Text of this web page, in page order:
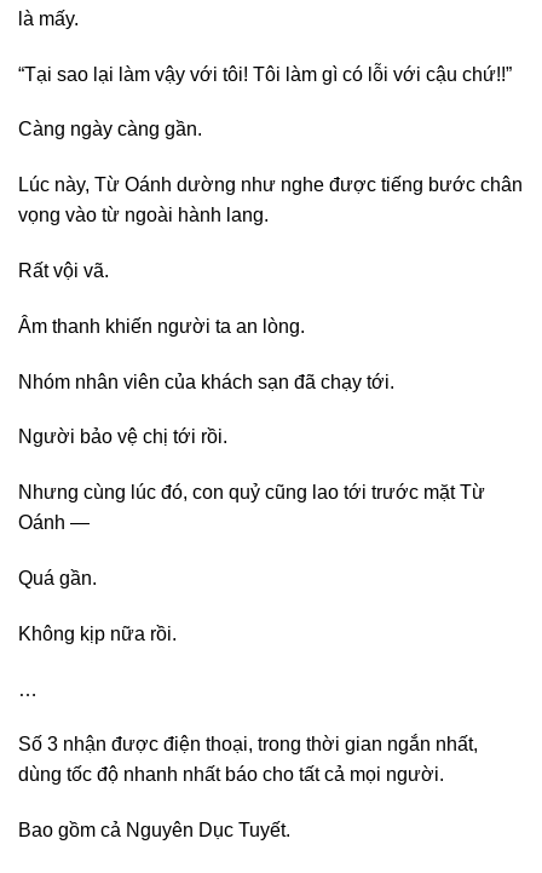
là mấy.
“Tại sao lại làm vậy với tôi! Tôi làm gì có lỗi với cậu chứ!!”
Càng ngày càng gần.
Lúc này, Từ Oánh dường như nghe được tiếng bước chân
vọng vào từ ngoài hành lang.
Rất vội vã.
Âm thanh khiến người ta an lòng.
Nhóm nhân viên của khách sạn đã chạy tới.
Người bảo vệ chị tới rồi.
Nhưng cùng lúc đó, con quỷ cũng lao tới trước mặt Từ
Oánh —
Quá gần.
Không kịp nữa rồi.
…
Số 3 nhận được điện thoại, trong thời gian ngắn nhất,
dùng tốc độ nhanh nhất báo cho tất cả mọi người.
Bao gồm cả Nguyên Dục Tuyết.